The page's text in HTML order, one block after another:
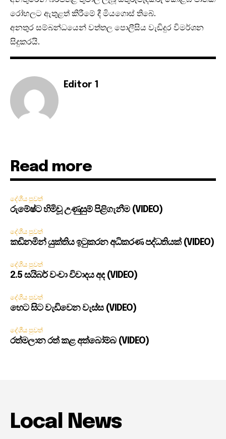
රෝහලට ඇතුළත් කිරීමේ දී මියගොස් තිබේ.
අනතුර සම්බන්ධයෙන් වත්තල පොලීසිය වැඩිදුර විමර්ශන
සිදුකරයි.
Editor 1
Read more
දේශීය පුවත්
රුමේෂ්ට හිමිවූ උණුසුම් පිළිගැනීම (VIDEO)
දේශීය පුවත්
කඩිනමින් යුක්තිය ඉටුකරන අධිකරණ පද්ධතියක් (VIDEO)
දේශීය පුවත්
2.5 සයිබර් වංචා විවාදය අද (VIDEO)
දේශීය පුවත්
හෙට සිට වැඩිවෙන වැස්ස (VIDEO)
දේශීය පුවත්
රත්මලාන රත් කළ අත්බෝම්බ (VIDEO)
Local News